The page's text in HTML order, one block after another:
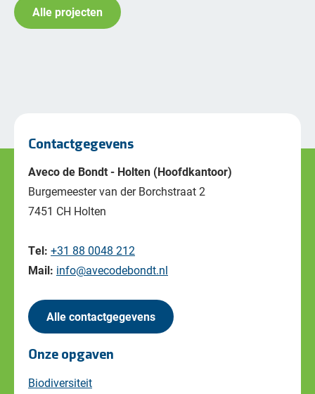
Alle projecten
Contactgegevens
Aveco de Bondt - Holten (Hoofdkantoor)
Burgemeester van der Borchstraat 2
7451 CH Holten
Tel: +31 88 0048 212
Mail: info@avecodebondt.nl
Alle contactgegevens
Onze opgaven
Biodiversiteit